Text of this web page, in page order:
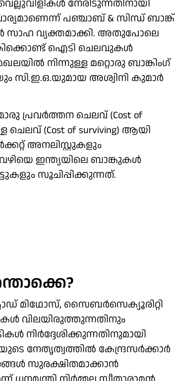
നേരിടുന്നതിനായി
പഞ്ചാബ് & സിന്ധ് ബാങ്ക്
സാഹ വ്യക്തമാക്കി. അതുപോലെ
ഐടി ചെലവുകൾ
നിന്നുള്ള മറ്റൊരു ബാങ്കിം​ഗ്
സി.ഇ.ഒ.യുമായ അശ്വിനി കുമാർ
ചെലവ് (Cost of
ചെലവ് (Cost of surviving) ആയി
അനലി​സ്റ്റുകളും
ഇന്ത്യയിലെ ബാങ്കുകൾ
സൂചിപ്പിക്കുന്നത്.
സൈബർസെക്യൂരിറ്റി
വിലയിരുത്തുന്നതിനും
നിർദ്ദേശിക്കുന്നതിനുമായി
നേതൃത്വത്തിൽ കേന്ദ്രസർക്കാർ
സുരക്ഷിതമാക്കാൻ